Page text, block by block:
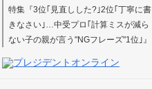
特集『3位｢見直しした?｣2位｢丁寧に書
きなさい｣…中受プロ｢計算ミスが減ら
ない子の親が言う"NGフレーズ"1位｣』